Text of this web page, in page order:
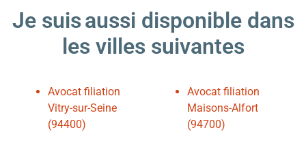
Je suisaussi disponible dans
les villes suivantes
Avocat filiation
Vitry-sur-Seine
(94400)
Avocat filiation
Maisons-Alfort
(94700)